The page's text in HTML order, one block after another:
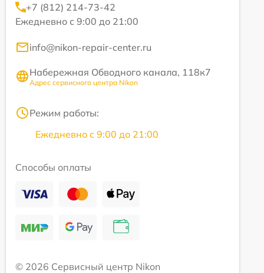
+7 (812) 214-73-42
Ежедневно с 9:00 до 21:00
info@nikon-repair-center.ru
Набережная Обводного канала, 118к7
Адрес сервисного центра Nikon
Режим работы:
Ежедневно с 9:00 до 21:00
Способы оплаты
© 2026 Сервисный центр Nikon